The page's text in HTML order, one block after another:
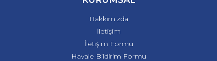
Hakkımızda
İletişim
İletişim Formu
Havale Bildirim Formu